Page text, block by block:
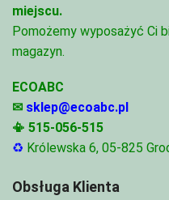
miejscu.
Pomożemy wyposażyć Ci
magazyn.
ECOABC
✉ sklep@ecoabc.pl
📳 515-056-515
♻ Królewska 6, 05-825
Obsługa Klienta